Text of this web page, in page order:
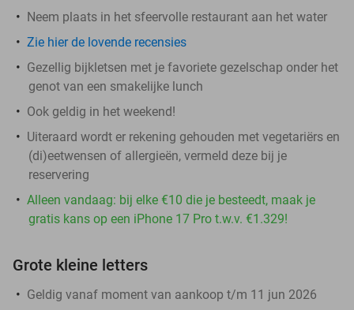
Neem plaats in het sfeervolle restaurant aan het water
Zie hier de lovende recensies
Gezellig bijkletsen met je favoriete gezelschap onder het
genot van een smakelijke lunch
Ook geldig in het weekend!
Uiteraard wordt er rekening gehouden met vegetariërs en
(di)eetwensen of allergieën, vermeld deze bij je
reservering
Alleen vandaag: bij elke €10 die je besteedt, maak je
gratis kans op een iPhone 17 Pro t.w.v. €1.329!
Grote kleine letters
Geldig vanaf moment van aankoop t/m 11 jun 2026